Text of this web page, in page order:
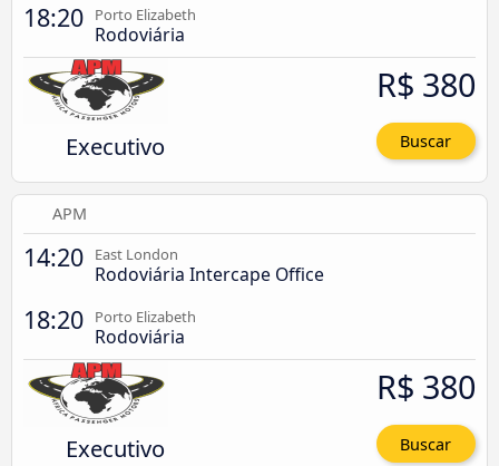
18:20 Porto Elizabeth
Rodoviária
Executivo
R$ 380
Buscar
APM
14:20 East London
Rodoviária Intercape Office
18:20 Porto Elizabeth
Rodoviária
Executivo
R$ 380
Buscar